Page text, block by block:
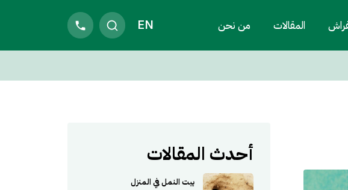
المقالات من نحن EN
أحدث المقالات
بيت النمل في المنزل